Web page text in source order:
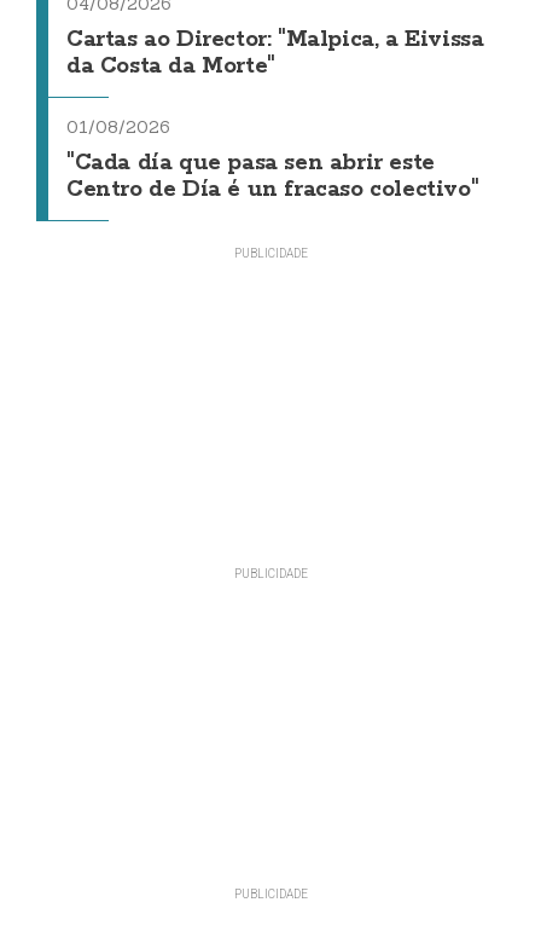
Cartas ao Director: "Malpica, a Eivissa
da Costa da Morte"
01/08/2026
"Cada día que pasa sen abrir este
Centro de Día é un fracaso colectivo"